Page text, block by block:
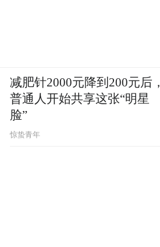
减肥针2000元降到200元后，
普通人开始共享这张“明星
脸”
惊蛰青年